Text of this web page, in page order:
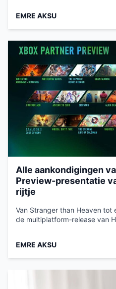
EMRE AKSU
Alle aankondigingen
Preview-presentatie
rijtje
Van Stranger than Heaven tot
de multiplatform-release van
EMRE AKSU